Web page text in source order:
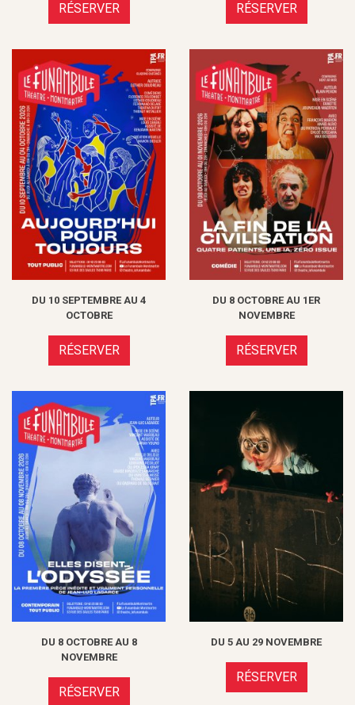
RÉSERVER RÉSERVER
DU 10 SEPTEMBRE AU 4
OCTOBRE
RÉSERVER
DU 8 OCTOBRE AU 1ER
NOVEMBRE
RÉSERVER
DU 8 OCTOBRE AU 8
NOVEMBRE
RÉSERVER
DU 5 AU 29 NOVEMBRE
RÉSERVER